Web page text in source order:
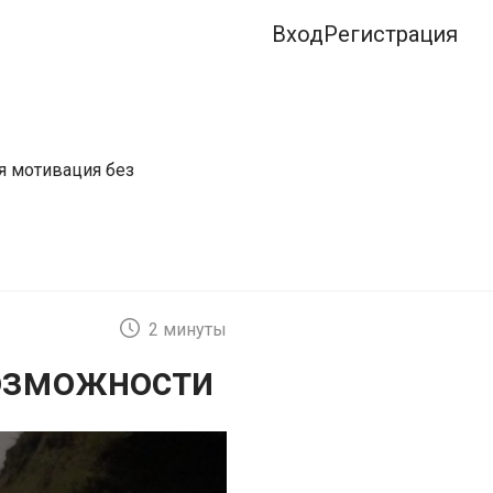
ВходРегистрация
мотивация без
2 минуты